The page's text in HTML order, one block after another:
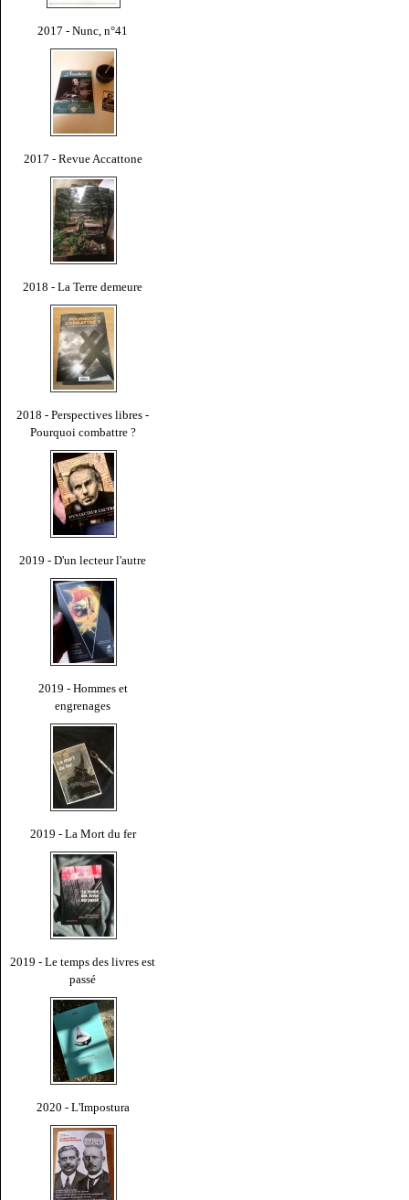
2017 - Nunc, n°41
2017 - Revue Accattone
2018 - La Terre demeure
2018 - Perspectives libres -
Pourquoi combattre ?
2019 - D'un lecteur l'autre
2019 - Hommes et
engrenages
2019 - La Mort du fer
2019 - Le temps des livres est
passé
2020 - L'Impostura